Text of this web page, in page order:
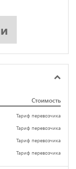
Стоимость
Тариф перевозчика
Тариф перевозчика
Тариф перевозчика
Тариф перевозчика